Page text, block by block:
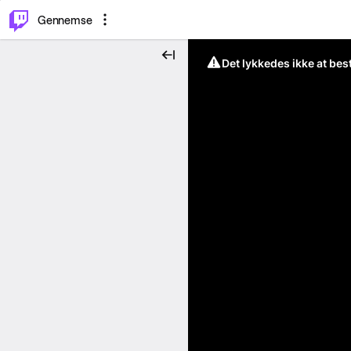
Gennemse
Det lykkedes ikke at